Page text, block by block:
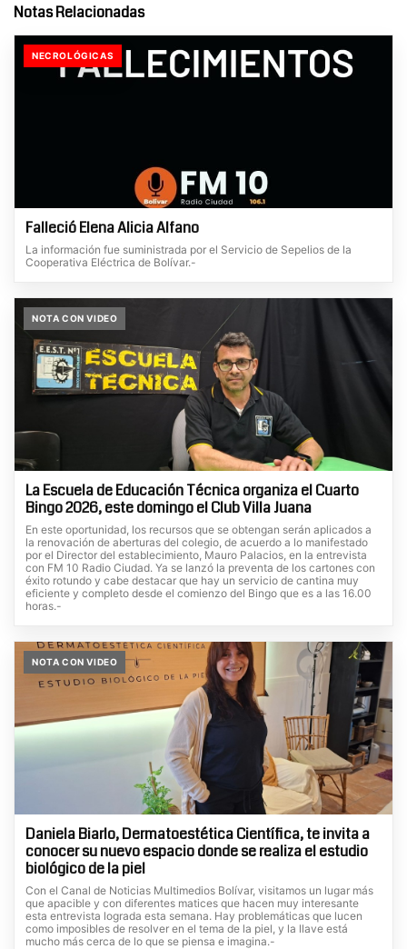
Notas Relacionadas
NECROLÓGICAS
Falleció Elena Alicia Alfano
La información fue suministrada por el Servicio de Sepelios de la
Cooperativa Eléctrica de Bolívar.-
NOTA CON VIDEO
La Escuela de Educación Técnica organiza el Cuarto
Bingo 2026, este domingo el Club Villa Juana
En este oportunidad, los recursos que se obtengan serán aplicados a
la renovación de aberturas del colegio, de acuerdo a lo manifestado
por el Director del establecimiento, Mauro Palacios, en la entrevista
con FM 10 Radio Ciudad. Ya se lanzó la preventa de los cartones con
éxito rotundo y cabe destacar que hay un servicio de cantina muy
eficiente y completo desde el comienzo del Bingo que es a las 16.00
horas.-
NOTA CON VIDEO
Daniela Biarlo, Dermatoestética Científica, te invita a
conocer su nuevo espacio donde se realiza el estudio
biológico de la piel
Con el Canal de Noticias Multimedios Bolívar, visitamos un lugar más
que apacible y con diferentes matices que hacen muy interesante
esta entrevista lograda esta semana. Hay problemáticas que lucen
como imposibles de resolver en el tema de la piel, y la llave está
mucho más cerca de lo que se piensa e imagina.-